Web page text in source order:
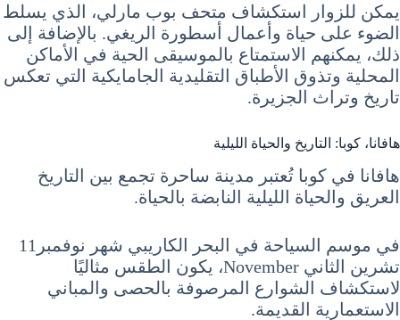
يمكن للزوار استكشاف متحف بوب مارلي، الذي يسلط
الضوء على حياة وأعمال أسطورة الريغي. بالإضافة إلى
ذلك، يمكنهم الاستمتاع بالموسيقى الحية في الأماكن
المحلية وتذوق الأطباق التقليدية الجامايكية التي تعكس
تاريخ وتراث الجزيرة.
هافانا، كوبا: التاريخ والحياة الليلية
هافانا في كوبا تُعتبر مدينة ساحرة تجمع بين التاريخ
العريق والحياة الليلية النابضة بالحياة.
في موسم السياحة في البحر الكاريبي شهر نوفمبر11
تشرين الثاني November، يكون الطقس مثاليًا
لاستكشاف الشوارع المرصوفة بالحصى والمباني
الاستعمارية القديمة.